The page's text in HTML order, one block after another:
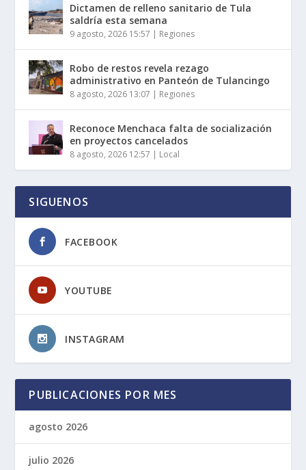
Dictamen de relleno sanitario de Tula
saldría esta semana
9 agosto, 2026 15:57 | Regiones
Robo de restos revela rezago
administrativo en Panteón de Tulancingo
8 agosto, 2026 13:07 | Regiones
Reconoce Menchaca falta de socialización
en proyectos cancelados
8 agosto, 2026 12:57 | Local
SIGUENOS
FACEBOOK
YOUTUBE
INSTAGRAM
PUBLICACIONES POR MES
agosto 2026
julio 2026